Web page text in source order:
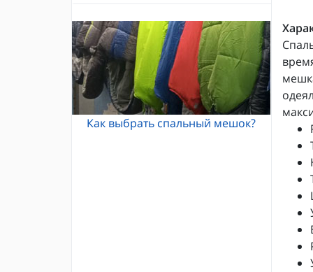
Кошки Grivel
Каски и шлемы для альпинизма
Жумары и зажимы
Карабины и оттяжки
Спусковые устройства
Как выбрать спальный мешок?